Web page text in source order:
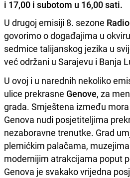
i 17,00 i subotom u 16,00 sati.
U drugoj emisiji 8. sezone
govorimo o događajima u
sedmice talijanskog jezika u
već održani u Sarajevu i Banja
U ovoj i u narednih nekoliko
ulice prekrasne Genove, za
grada. Smještena između
Genova nudi posjetiteljima
nezaboravne trenutke. Grad
plemićkim palačama,
modernijim atrakcijama poput
Genova je svakako vrijedna